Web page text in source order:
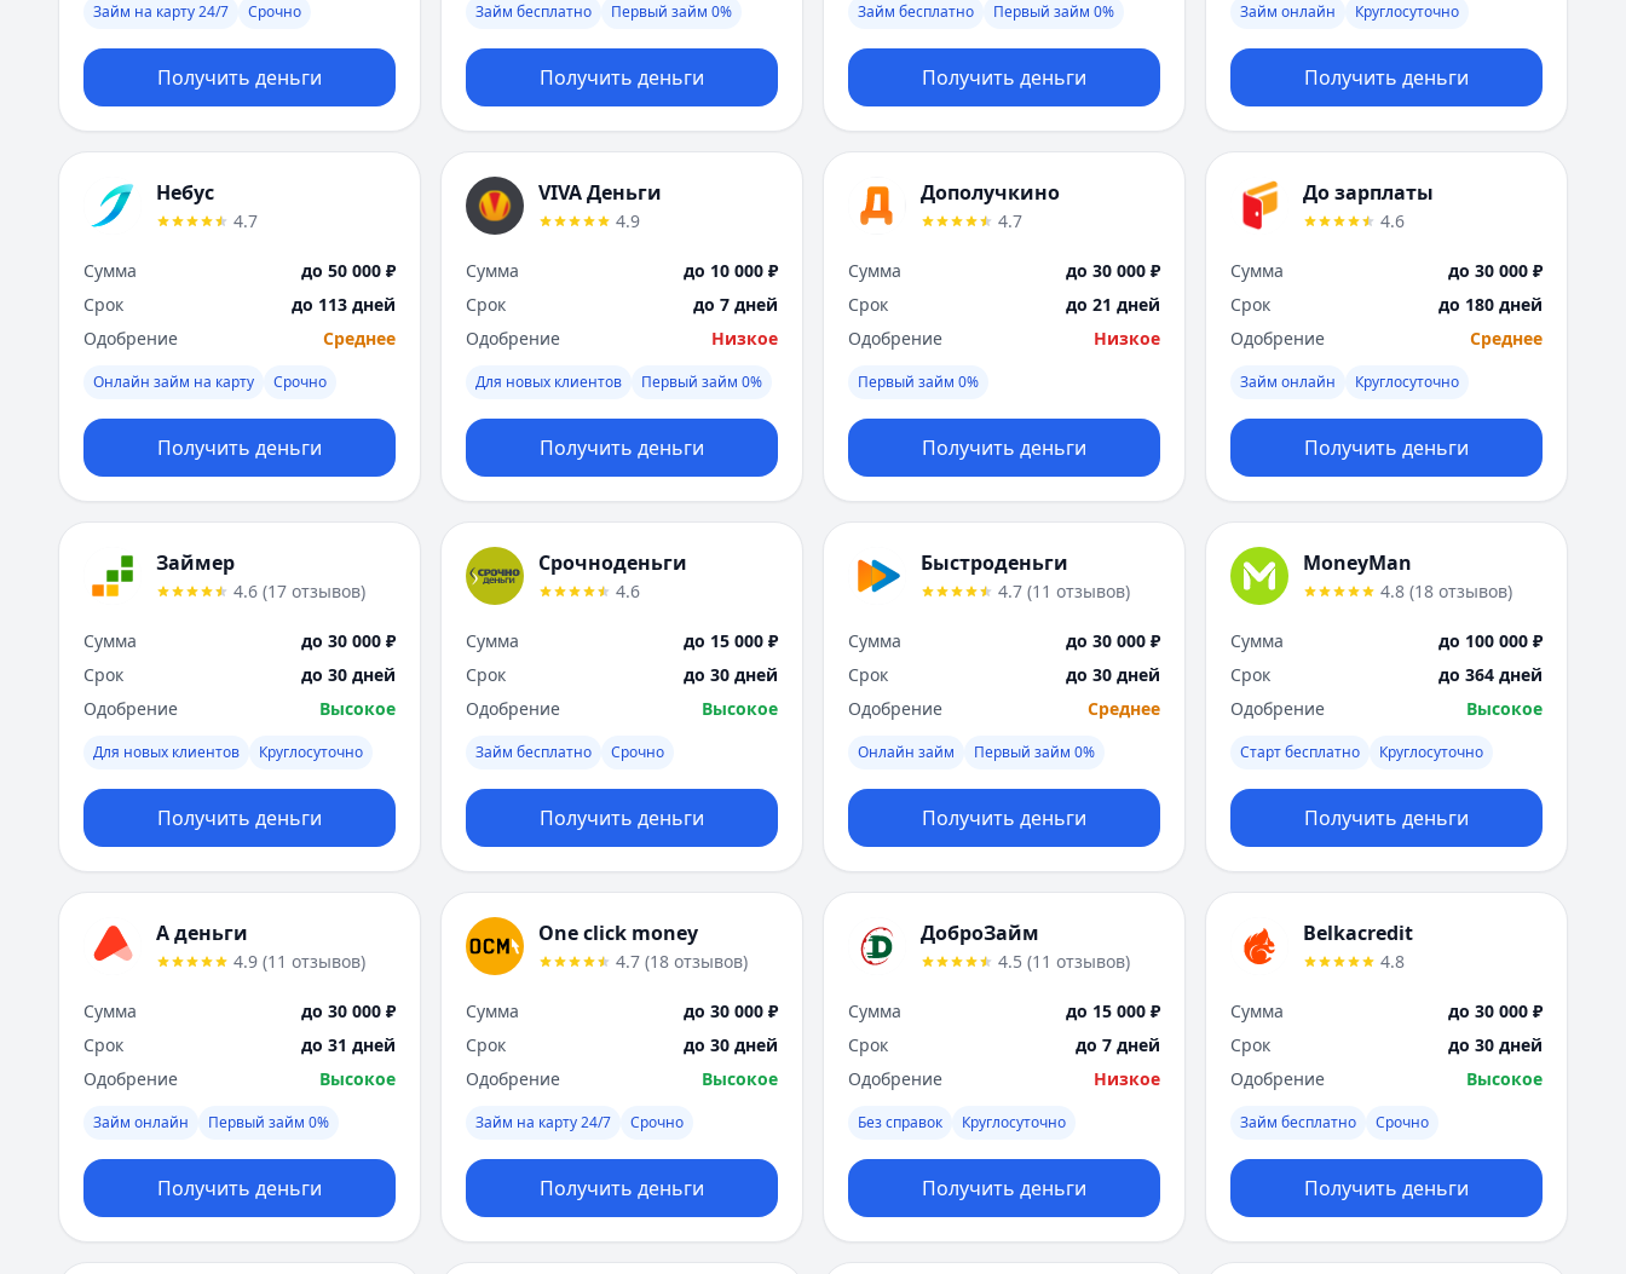
Томск
Тула
Тюмень
У
Ульяновск
Х
Хабаровск
Чебоксары
Челябинск
Я
Ярославль
Вся Россия
Займ на карту 24/7 Срочно
Получить деньги
Займ бесплатно Первый займ 0%
Получить деньги
Займ бесплатно Первый займ 0%
Получить деньги
Займ онлайн Круглосуточно
Получить деньги
Небус
4.7
Сумма
до 50 000 ₽
Срок
до 113 дней
Одобрение
Среднее
Онлайн займ на карту Срочно
Получить деньги
VIVA Деньги
4.9
Сумма
до 10 000 ₽
Срок
до 7 дней
Одобрение
Низкое
Для новых клиентов Первый займ 0%
Получить деньги
Дополучкино
4.7
Сумма
до 30 000 ₽
Срок
до 21 дней
Одобрение
Низкое
Первый займ 0%
Получить деньги
До зарплаты
4.6
Сумма
до 30 000 ₽
Срок
до 180 дней
Одобрение
Среднее
Займ онлайн Круглосуточно
Получить деньги
Займер
4.6 (17 отзывов)
Сумма
до 30 000 ₽
Срок
до 30 дней
Одобрение
Высокое
Для новых клиентов Круглосуточно
Получить деньги
Срочноденьги
4.6
Сумма
до 15 000 ₽
Срок
до 30 дней
Одобрение
Высокое
Займ бесплатно Срочно
Получить деньги
Быстроденьги
4.7 (11 отзывов)
Сумма
до 30 000 ₽
Срок
до 30 дней
Одобрение
Среднее
Онлайн займ Первый займ 0%
Получить деньги
MoneyMan
4.8 (18 отзывов)
Сумма
до 100 000 ₽
Срок
до 364 дней
Одобрение
Высокое
Старт бесплатно Круглосуточно
Получить деньги
А деньги
4.9 (11 отзывов)
Сумма
до 30 000 ₽
Срок
до 31 дней
Одобрение
Высокое
Займ онлайн Первый займ 0%
Получить деньги
One click money
4.7 (18 отзывов)
Сумма
до 30 000 ₽
Срок
до 30 дней
Одобрение
Высокое
Займ на карту 24/7 Срочно
Получить деньги
ДоброЗайм
4.5 (11 отзывов)
Сумма
до 15 000 ₽
Срок
до 7 дней
Одобрение
Низкое
Без справок Круглосуточно
Получить деньги
Belkacredit
4.8
Сумма
до 30 000 ₽
Срок
до 30 дней
Одобрение
Высокое
Займ бесплатно Срочно
Получить деньги